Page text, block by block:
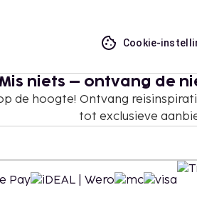
zijn mogelijk
het inchecken
identiteitsbewijs
betalingen bij deze
via de
Cookie-
Mis niets – ontvang de
de hoogte! Ontvang
tot exclusieve